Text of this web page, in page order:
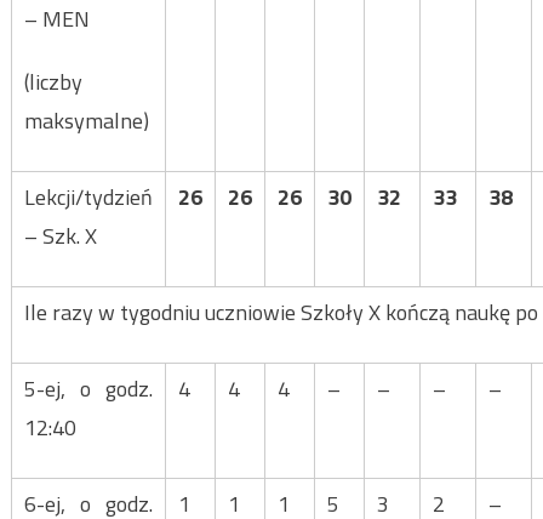
– MEN
(liczby
maksymalne)
Lekcji/tydzień
– Szk. X
26 26 26 30 32 33 38
Ile razy w tygodniu uczniowie Szkoły X kończą naukę
5-ej, o godz.
12:40
4 4 4 – – – –
6-ej, o godz. 1 1 1 5 3 2 –